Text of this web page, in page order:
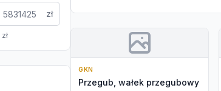
zł
zł
GKN
Przegub, wałek przegubowy